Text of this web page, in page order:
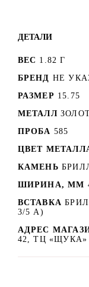
ДЕТАЛИ
ВЕС 1.82 Г
БРЕНД НЕ
РАЗМЕР 15.75
МЕТАЛЛ
ПРОБА 585
ЦВЕТ
КАМЕНЬ
ШИРИНА, ММ
ВСТАВКА
3/5 А)
АДРЕС
42, ТЦ «ЩУКА»